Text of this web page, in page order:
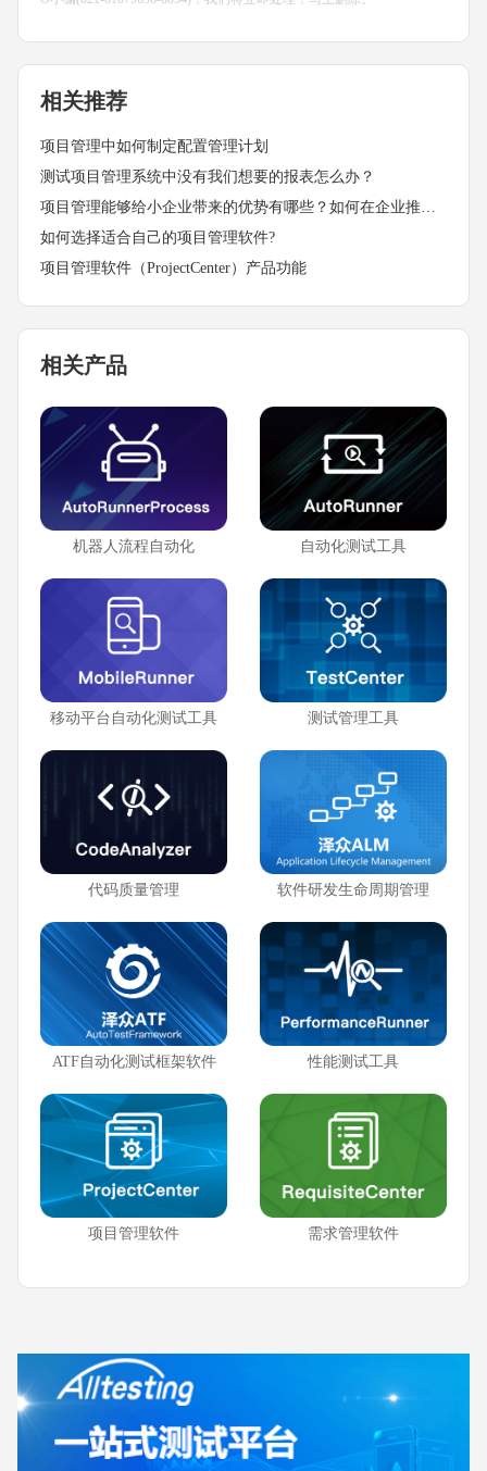
相关推荐
项目管理中如何制定配置管理计划
测试项目管理系统中没有我们想要的报表怎么办？
项目管理能够给小企业带来的优势有哪些？如何在企业推行项目管理?
如何选择适合自己的项目管理软件?
项目管理软件（ProjectCenter）产品功能
相关产品
机器人流程自动化 自动化测试工具
移动平台自动化测试工具 测试管理工具
代码质量管理 软件研发生命周期管理
ATF自动化测试框架软件 性能测试工具
项目管理软件 需求管理软件